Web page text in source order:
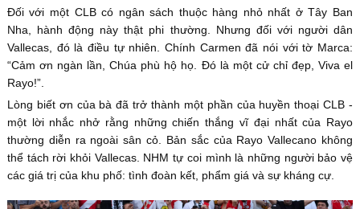
Đối với một CLB có ngân sách thuộc hàng nhỏ nhất ở Tây Ban
Nha, hành động này thật phi thường. Nhưng đối với người dân
Vallecas, đó là điều tự nhiên. Chính Carmen đã nói với tờ Marca:
“Cảm ơn ngàn lần, Chúa phù hộ họ. Đó là một cử chỉ đẹp, Viva el
Rayo!”.
Lòng biết ơn của bà đã trở thành một phần của huyền thoại CLB -
một lời nhắc nhở rằng những chiến thắng vĩ đại nhất của Rayo
thường diễn ra ngoài sân cỏ. Bản sắc của Rayo Vallecano không
thể tách rời khỏi Vallecas. NHM tự coi mình là những người bảo vệ
các giá trị của khu phố: tình đoàn kết, phẩm giá và sự kháng cự.